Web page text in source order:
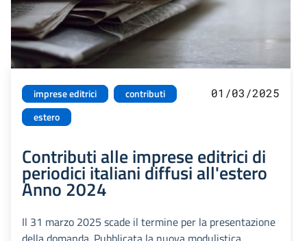
imprese editrici
contributi
estero
01/03/2025
Contributi alle imprese editrici di
periodici italiani diffusi all'estero
Anno 2024
Il 31 marzo 2025 scade il termine per la presentazione